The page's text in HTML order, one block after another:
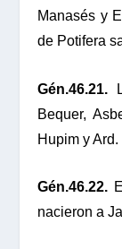
Manasés y
de Potifera
Gén.46.21.
Bequer,
Hupim y Ard.
Gén.46.22.
nacieron a